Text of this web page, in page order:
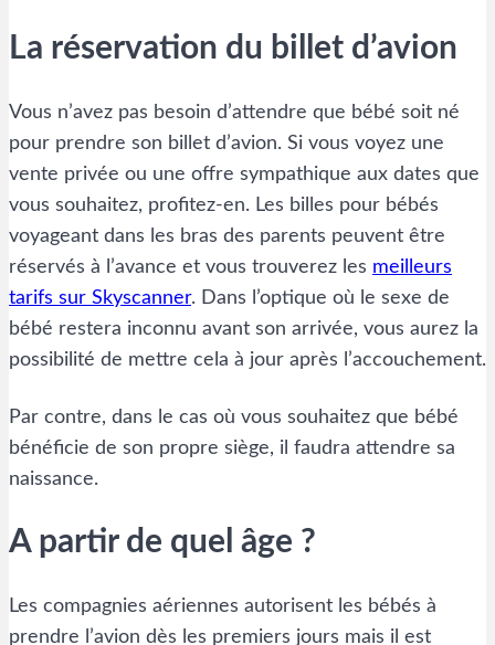
La réservation du billet d’avion
Vous n’avez pas besoin d’attendre que bébé soit né
pour prendre son billet d’avion. Si vous voyez une
vente privée ou une offre sympathique aux dates que
vous souhaitez, profitez-en. Les billes pour bébés
voyageant dans les bras des parents peuvent être
réservés à l’avance et vous trouverez les meilleurs
tarifs sur Skyscanner. Dans l’optique où le sexe de
bébé restera inconnu avant son arrivée, vous aurez la
possibilité de mettre cela à jour après l’accouchement.
Par contre, dans le cas où vous souhaitez que bébé
bénéficie de son propre siège, il faudra attendre sa
naissance.
A partir de quel âge ?
Les compagnies aériennes autorisent les bébés à
prendre l’avion dès les premiers jours mais il est